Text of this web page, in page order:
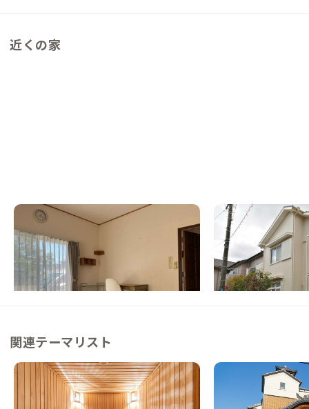
近くの家
磐田A邸
静岡県 戸建て
【スポーツのまち】アート・海・川・山！盛
りだくさん、猫も待つ家
この家からの距離 16km
豊橋A邸
愛知県 シェアハウス
【関東と関西の中間
歴史感じる三河エリ
この家からの距離 36km
関連テーマリスト